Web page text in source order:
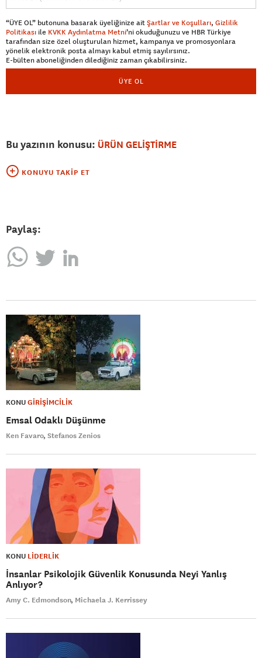
“ÜYE OL” butonuna basarak üyeliğinize aitŞartlar ve Koşulları, Gizlilik
Politikası ile KVKK Aydınlatma Metni’ni okuduğunuzu ve HBR Türkiye
tarafından size özel oluşturulan hizmet, kampanya ve promosyonlara
yönelik elektronik posta almayı kabul etmiş sayılırsınız.
E-bülten aboneliğinden dilediğiniz zaman çıkabilirsiniz.
ÜYE OL
Bu yazının konusu: ÜRÜN GELİŞTİRME
KONUYU TAKIP ET
Paylaş:
KONUGİRİŞİMCİLİK
Emsal Odaklı Düşünme
Ken Favaro Stefanos Zenios
KONU LİDERLİK
İnsanlar Psikolojik Güvenlik Konusunda Neyi Yanlış
Anlıyor?
Amy C. Edmondson Michaela J. Kerrissey